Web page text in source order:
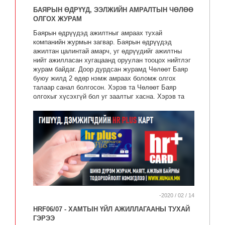
БАЯРЫН ӨДРҮҮД, ЭЭЛЖИЙН АМРАЛТЫН ЧӨЛӨӨ
ОЛГОХ ЖУРАМ
Баярын өдрүүдэд ажилтныг амраах тухай
компанийн журмын загвар. Баярын өдрүүдэд
ажилтан цалинтай амарч, уг өдрүүдийг ажилтны
нийт ажилласан хугацаанд оруулан тооцох нийтлэг
журам байдаг. Доор дурдсан журамд Чөлөөт Баяр
буюу жилд 2 өдөр нэмж амраах боломж олгох
талаар санал болгосон. Хэрэв та Чөлөөт Баяр
олгохыг хүсэхгүй бол уг заалтыг хасна. Хэрэв та
хүсч байвал, өөрийн хэрэгцээндээ нийцүүлэн
өөрчлөх хэрэгтэй. Хэрэв та томоохон өөрчлөлт
хийхийг хүсч байвал хуулийн мэргэжилтнээр
хянуулах нь зүйтэй. Ажил олгогч нарын ирүүлсэн
нийтлэг баярын жагсаалтыг мөн багтаасан.
-2020 / 02 / 14
HRF06/07 - ХАМТЫН ҮЙЛ АЖИЛЛАГААНЫ ТУХАЙ
ГЭРЭЭ